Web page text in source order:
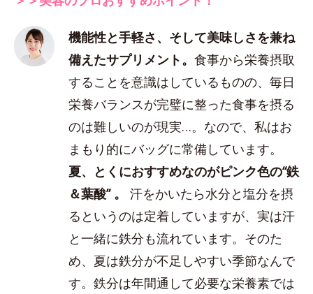
機能性と手軽さ、そして美味しさを兼ね
備えたサプリメント。食事から栄養摂取
することを意識はしているものの、毎日
栄養バランスが完璧に整った食事を摂る
のは難しいのが現実…。なので、私はお
まもり的にバッグに常備しています。
夏、とくにおすすめなのがピンク色の“鉄
＆葉酸” 。汗をかいたら水分と塩分を摂
るというのは定着していますが、実は汗
と一緒に鉄分も流れています。そのた
め、夏は鉄分が不足しやすい季節なんで
す。鉄分は年間通して必要な栄養素では